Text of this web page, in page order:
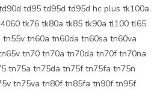
td95 td95d td95d hc plus tk100a
tk76 tk80a tk85 tk90a tl100 tl65
tn60a tn60da tn60sa tn60va
tn70 tn70a tn70da tn70f tn70na
tn75a tn75da tn75f tn75fa tn75n
tn75va tn80f tn85fa tn90f tn95f